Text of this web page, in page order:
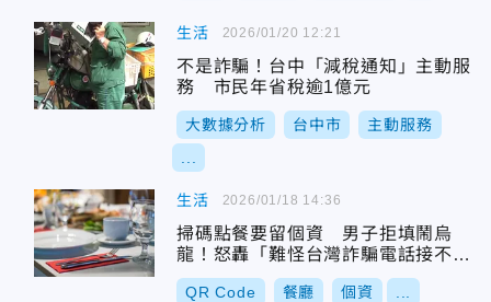
生活
不是詐騙！台中「減稅通知」主動服
務 市民年省稅逾1億元
大數據分析 台中市 主動服務
2026/01/20 12:21
生活
掃碼點餐要留個資 男子拒填鬧烏
龍！怒轟「難怪台灣詐騙電話接不
完」
QR Code 餐廳 個資
2026/01/18 14:36